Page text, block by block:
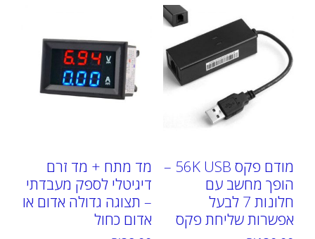
מודם פקס 56K USB –
הופך מחשב עם
חלונות 7 לבעל
אפשרות שליחת פקס
מד מתח + מד זרם
דיגיטלי לספק מעבדתי
– תצוגה גדולה אדום או
אדום כחול